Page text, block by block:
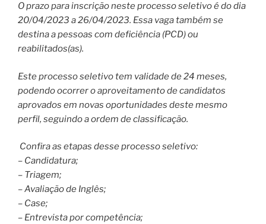
O prazo para inscrição neste processo seletivo é do dia
20/04/2023 a 26/04/2023. Essa vaga também se
destina a pessoas com deficiência (PCD) ou
reabilitados(as).
Este processo seletivo tem validade de 24 meses,
podendo ocorrer o aproveitamento de candidatos
aprovados em novas oportunidades deste mesmo
perfil, seguindo a ordem de classificação.
Confira as etapas desse processo seletivo:
– Candidatura;
– Triagem;
– Avaliação de Inglês;
– Case;
– Entrevista por competência;